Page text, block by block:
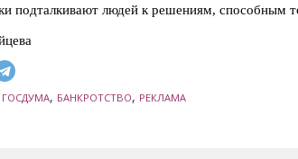
подталкивают людей к решениям, способным
ГОСДУМА, БАНКРОТСТВО, РЕКЛАМА